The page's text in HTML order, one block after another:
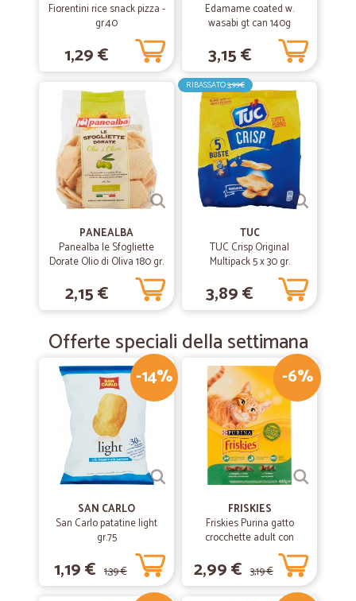
Fiorentini rice snack pizza -
gr.40
1,29 €
Edamame coated w.
wasabi gt can 140g
3,15 €
PANEALBA
Panealba le Sfogliette
Dorate Olio di Oliva 180 gr.
2,15 €
RIBASSATO3,99€
TUC
TUC Crisp Original
Multipack 5 x 30 gr.
3,89 €
Offerte speciali della settimana
-14%
SAN CARLO
San Carlo patatine light
gr.75
1,19 € 1,39 €
-6%
FRISKIES
Friskies Purina gatto
crocchette adult con
coniglio, pollo e verdure
scatola gr.400
2,99 € 3,19 €